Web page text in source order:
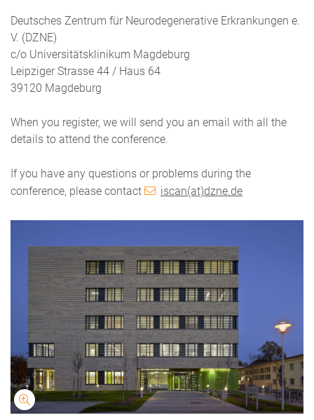
Deutsches Zentrum für Neurodegenerative Erkrankungen e.
V. (DZNE)
c/o Universitätsklinikum Magdeburg
Leipziger Strasse 44 / Haus 64
39120 Magdeburg
When you register, we will send you an email with all the
details to attend the conference.
If you have any questions or problems during the
conference, please contact
iscan(at)dzne.de